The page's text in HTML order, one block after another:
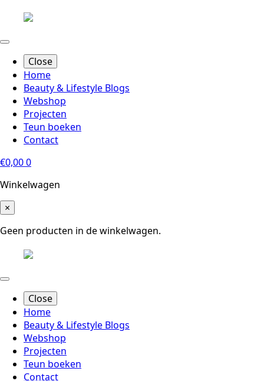
Close
Home
Beauty & Lifestyle Blogs
Webshop
Projecten
Teun boeken
Contact
€0,000
Winkelwagen
×
Geen producten in de winkelwagen.
Close
Home
Beauty & Lifestyle Blogs
Webshop
Projecten
Teun boeken
Contact